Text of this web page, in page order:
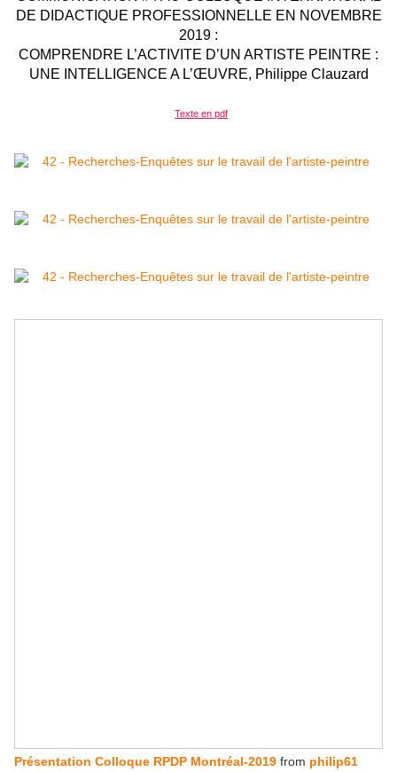
DE DIDACTIQUE PROFESSIONNELLE EN NOVEMBRE
2019 :
COMPRENDRE L’ACTIVITE D’UN ARTISTE PEINTRE :
UNE INTELLIGENCE A L’ŒUVRE, Philippe Clauzard
Texte en pdf
Présentation Colloque RPDP Montréal-2019 from philip61